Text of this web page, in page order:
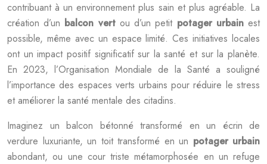
contribuant à un environnement plus sain et plus agréable. La
création d’un balcon vert ou d’un petit potager urbainest
possible, même avec un espace limité. Ces initiatives locales
ont un impact positif significatif sur la santé et sur la planète.
En 2023, l’Organisation Mondiale de la Santé a souligné
l’importance des espaces verts urbains pour réduire le stress
et améliorer la santé mentale des citadins.
Imaginez un balcon bétonné transformé en un écrin de
verdure luxuriante, un toit transformé en un potager urbain
abondant, ou une cour triste métamorphosée en un refuge